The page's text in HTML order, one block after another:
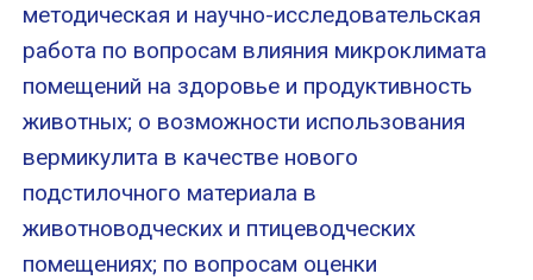
методическая и научно-исследовательская
работа по вопросам влияния микроклимата
помещений на здоровье и продуктивность
животных; о возможности использования
вермикулита в качестве нового
подстилочного материала в
животноводческих и птицеводческих
помещениях; по вопросам оценки